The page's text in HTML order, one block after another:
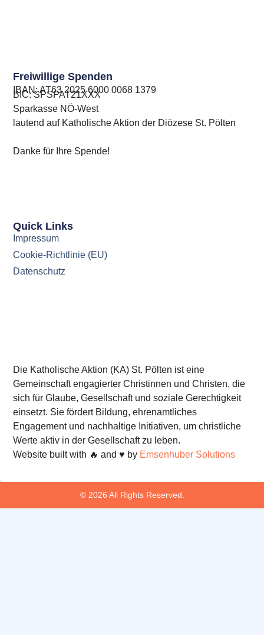
Die Katholische Aktion (KA) St. Pölten ist eine
Gemeinschaft engagierter Christinnen und Christen, die
sich für Glaube, Gesellschaft und soziale Gerechtigkeit
einsetzt. Sie fördert Bildung, ehrenamtliches
Engagement und nachhaltige Initiativen, um christliche
Werte aktiv in der Gesellschaft zu leben.
Website built with 🔥 and ♥️ by Emsenhuber Solutions
Quick Links
Impressum
Cookie-Richtlinie (EU)
Datenschutz
Freiwillige Spenden
IBAN: AT63 ​2025 ​6000 ​0068 ​1379
BIC: SPSPAT21XXX
Sparkasse NÖ-West
lautend auf Katholische Aktion der Diözese St. Pölten
Danke für Ihre Spende!
© 2026 All Rights Reserved.